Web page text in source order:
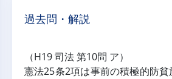
過去問・解説
（H19 司法 第10問 ア）
憲法25条2項は事前の積極的防